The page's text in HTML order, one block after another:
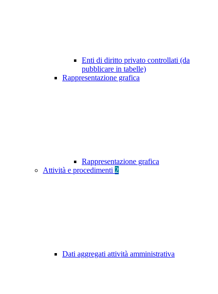
Enti di diritto privato controllati (da
pubblicare in tabelle)
Rappresentazione grafica
Rappresentazione grafica
Attività e procedimenti 2
Dati aggregati attività amministrativa